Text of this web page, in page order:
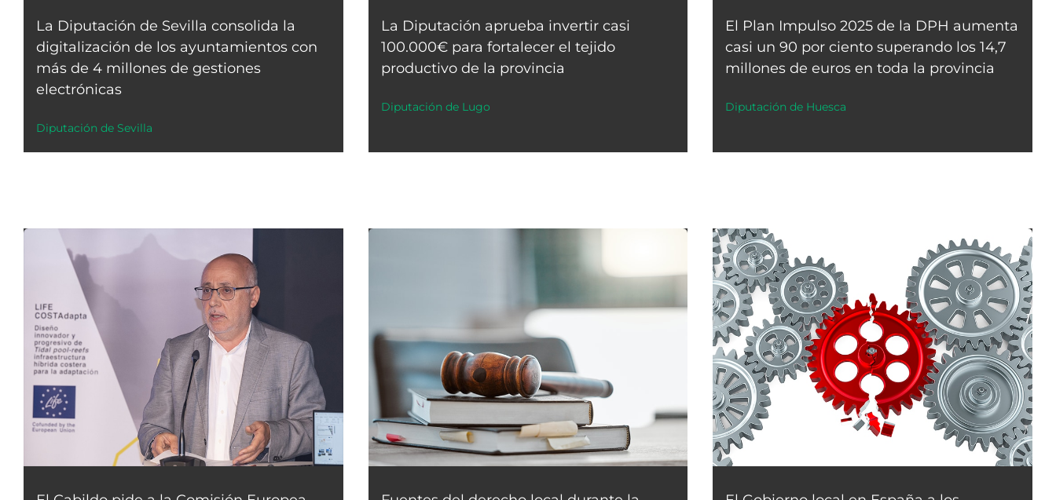
La Diputación de Sevilla consolida la
digitalización de los ayuntamientos con
más de 4 millones de gestiones
electrónicas
Diputación de Sevilla
La Diputación aprueba invertir casi
100.000€ para fortalecer el tejido
productivo de la provincia
Diputación de Lugo
El Plan Impulso 2025 de la DPH aumenta
casi un 90 por ciento superando los 14,7
millones de euros en toda la provincia
Diputación de Huesca